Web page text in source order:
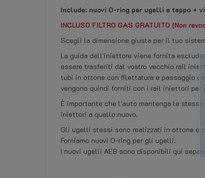
Include: nuovi O-ring per ugelli e tappo +
INCLUSO FILTRO GAS GRATUITO (Non
Scegli la dimensione giusta per il tuo
La guida dell'iniettore viene fornita
essere trasferiti dal vostro vecchio rail
tubi in ottone con filettatura e passaggio
vengono quindi forniti con i rail iniettori
È importante che l'auto mantenga le
iniettori a quello nuovo.
Gli ugelli stessi sono realizzati in ottone e
Forniamo nuovi O-ring per gli ugelli.
I nuovi ugelli AEB sono disponibili qui